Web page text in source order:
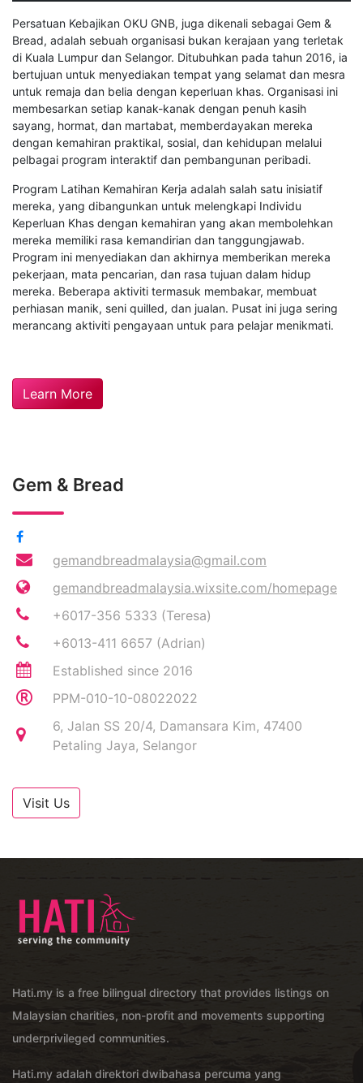
Persatuan Kebajikan OKU GNB, juga dikenali sebagai Gem &
Bread, adalah sebuah organisasi bukan kerajaan yang terletak
di Kuala Lumpur dan Selangor. Ditubuhkan pada tahun 2016, ia
bertujuan untuk menyediakan tempat yang selamat dan mesra
untuk remaja dan belia dengan keperluan khas. Organisasi ini
membesarkan setiap kanak-kanak dengan penuh kasih
sayang, hormat, dan martabat, memberdayakan mereka
dengan kemahiran praktikal, sosial, dan kehidupan melalui
pelbagai program interaktif dan pembangunan peribadi.
Program Latihan Kemahiran Kerja adalah salah satu inisiatif
mereka, yang dibangunkan untuk melengkapi Individu
Keperluan Khas dengan kemahiran yang akan membolehkan
mereka memiliki rasa kemandirian dan tanggungjawab.
Program ini menyediakan dan akhirnya memberikan mereka
pekerjaan, mata pencarian, dan rasa tujuan dalam hidup
mereka. Beberapa aktiviti termasuk membakar, membuat
perhiasan manik, seni quilled, dan jualan. Pusat ini juga sering
merancang aktiviti pengayaan untuk para pelajar menikmati.
Learn More
Gem & Bread
gemandbreadmalaysia@gmail.com
gemandbreadmalaysia.wixsite.com/homepage
+6017-356 5333 (Teresa)
+6013-411 6657 (Adrian)
Established since 2016
PPM-010-10-08022022
6, Jalan SS 20/4, Damansara Kim, 47400
Petaling Jaya, Selangor
Visit Us
Hati.my is a free bilingual directory that provides listings on
Malaysian charities, non-profit and movements supporting
underprivileged communities.
Hati.my adalah direktori dwibahasa percuma yang